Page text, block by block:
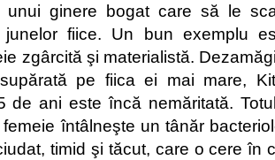
ginere bogat care să le
junelor fiice. Un bun exemplu
zgârcită şi materialistă.
pe fiica ei mai mare,
de ani este încă nemăritată.
întâlneşte un tânăr
timid şi tăcut, care o cere în